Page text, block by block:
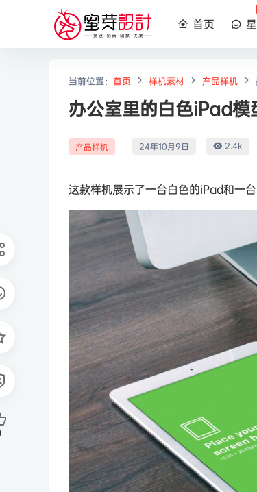
首页
当前位置： 首页 样机素材 产品样机
办公室里的白色iPad模
产品样机 24年10月9日 2.4k
这款样机展示了一台白色的iPad和一